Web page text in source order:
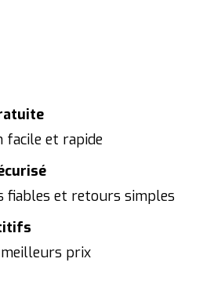
facile et rapide
fiables et retours simples
prix